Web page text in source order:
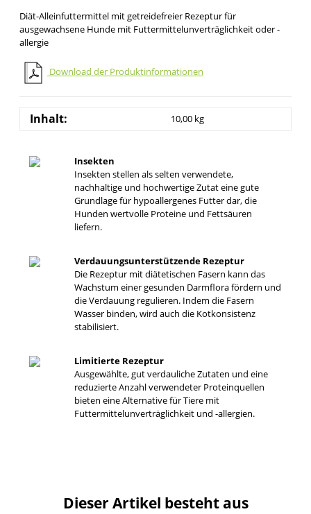
Diät-Alleinfuttermittel mit getreidefreier Rezeptur für
ausgewachsene Hunde mit Futtermittelunverträglichkeit oder -
allergie
Download der Produktinformationen
Inhalt: 10,00 kg
Insekten
Insekten stellen als selten verwendete,
nachhaltige und hochwertige Zutat eine gute
Grundlage für hypoallergenes Futter dar, die
Hunden wertvolle Proteine und Fettsäuren
liefern.
Verdauungsunterstützende Rezeptur
Die Rezeptur mit diätetischen Fasern kann das
Wachstum einer gesunden Darmflora fördern und
die Verdauung regulieren. Indem die Fasern
Wasser binden, wird auch die Kotkonsistenz
stabilisiert.
Limitierte Rezeptur
Ausgewählte, gut verdauliche Zutaten und eine
reduzierte Anzahl verwendeter Proteinquellen
bieten eine Alternative für Tiere mit
Futtermittelunverträglichkeit und -allergien.
Dieser Artikel besteht aus